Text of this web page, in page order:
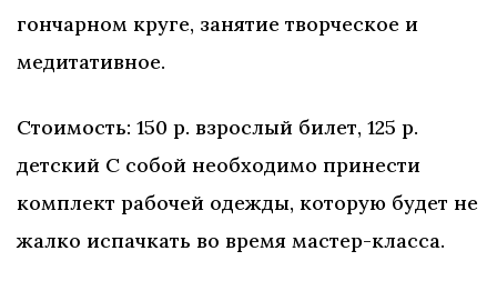
гончарном круге, занятие творческое и
медитативное.
Стоимость: 150 р. взрослый билет, 125 р.
детский С собой необходимо принести
комплект рабочей одежды, которую будет не
жалко испачкать во время мастер-класса.